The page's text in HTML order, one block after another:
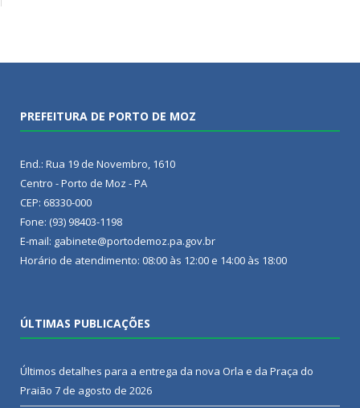
PREFEITURA DE PORTO DE MOZ
End.: Rua 19 de Novembro, 1610
Centro - Porto de Moz - PA
CEP: 68330-000
Fone: (93) 98403-1198
E-mail: gabinete@portodemoz.pa.gov.br
Horário de atendimento: 08:00 às 12:00 e 14:00 às 18:00
ÚLTIMAS PUBLICAÇÕES
Últimos detalhes para a entrega da nova Orla e da Praça do
Praião 7 de agosto de 2026